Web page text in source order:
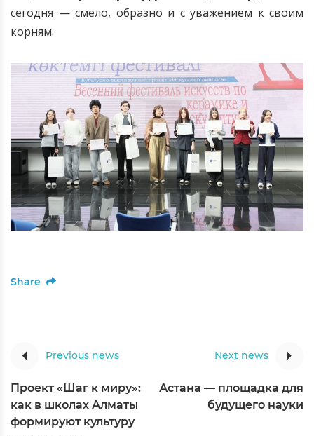
сегодня — смело, образно и с уважением к своим
корням.
Share
Previous news
Проект «Шаг к миру»:
как в школах Алматы
формируют культуру
Next news
Астана — площадка для
будущего науки